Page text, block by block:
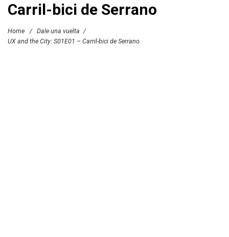
Carril-bici de Serrano
Home / Dale una vuelta /
UX and the City: S01E01 – Carril-bici de Serrano